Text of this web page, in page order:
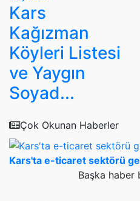
Kars
Kağızman
Köyleri Listesi
ve Yaygın
Soyad...
Çok Okunan Haberler
Kars'ta e-ticaret sektörü
Başka haber